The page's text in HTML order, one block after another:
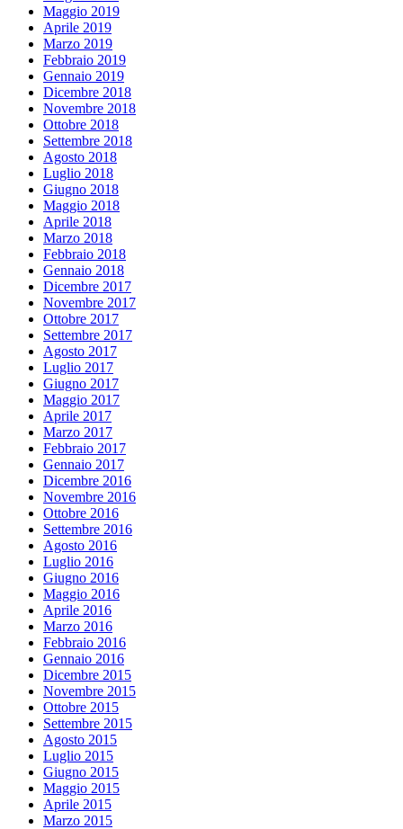
Maggio 2019
Aprile 2019
Marzo 2019
Febbraio 2019
Gennaio 2019
Dicembre 2018
Novembre 2018
Ottobre 2018
Settembre 2018
Agosto 2018
Luglio 2018
Giugno 2018
Maggio 2018
Aprile 2018
Marzo 2018
Febbraio 2018
Gennaio 2018
Dicembre 2017
Novembre 2017
Ottobre 2017
Settembre 2017
Agosto 2017
Luglio 2017
Giugno 2017
Maggio 2017
Aprile 2017
Marzo 2017
Febbraio 2017
Gennaio 2017
Dicembre 2016
Novembre 2016
Ottobre 2016
Settembre 2016
Agosto 2016
Luglio 2016
Giugno 2016
Maggio 2016
Aprile 2016
Marzo 2016
Febbraio 2016
Gennaio 2016
Dicembre 2015
Novembre 2015
Ottobre 2015
Settembre 2015
Agosto 2015
Luglio 2015
Giugno 2015
Maggio 2015
Aprile 2015
Marzo 2015